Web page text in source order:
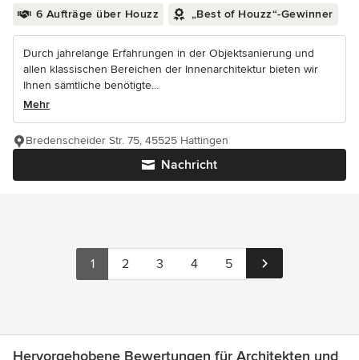
6 Aufträge über Houzz „Best of Houzz“-Gewinner
Durch jahrelange Erfahrungen in der Objektsanierung und
allen klassischen Bereichen der Innenarchitektur bieten wir
Ihnen sämtliche benötigte...
Mehr
Nachricht
Bredenscheider Str. 75, 45525 Hattingen
1 2 3 4 5
Hervorgehobene Bewertungen für Architekten und